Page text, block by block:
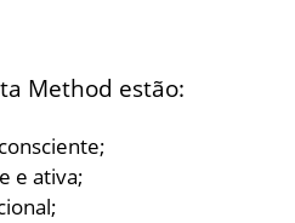
Method estão:
e ativa;